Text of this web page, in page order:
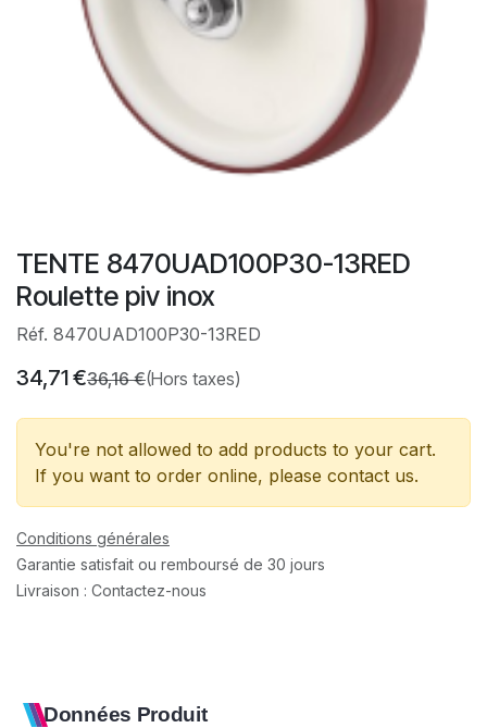
TENTE 8470UAD100P30-13RED
Roulette piv inox
Réf. 8470UAD100P30-13RED
34,71€36,16€(Hors taxes)
You're not allowed to add products to your cart.
If you want to order online, please contact us.
Conditions générales
Garantie satisfait ou remboursé de 30 jours
Livraison : Contactez-nous
Données Produit